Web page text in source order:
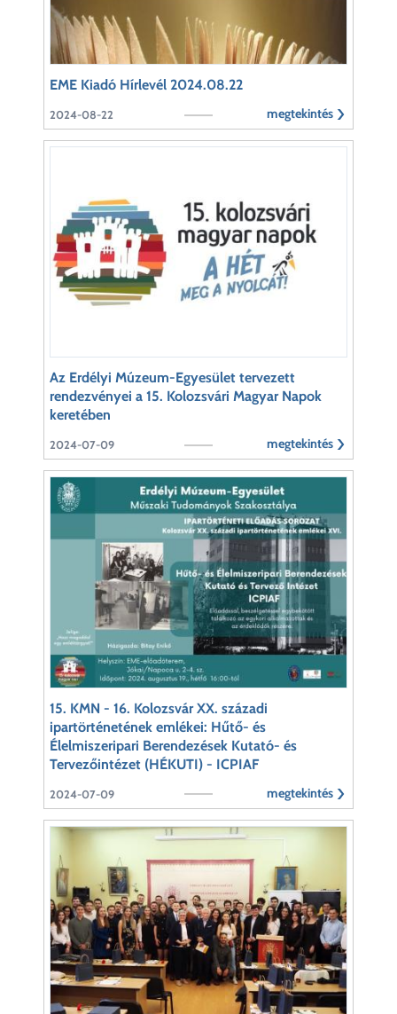
EME Kiadó Hírlevél 2024.08.22
megtekintés
2024-08-22
Az Erdélyi Múzeum-Egyesület tervezett
rendezvényei a 15. Kolozsvári Magyar Napok
keretében
megtekintés
2024-07-09
15. KMN - 16. Kolozsvár XX. századi
ipartörténetének emlékei: Hűtő- és
Élelmiszeripari Berendezések Kutató- és
Tervezőintézet (HÉKUTI) - ICPIAF
megtekintés
2024-07-09